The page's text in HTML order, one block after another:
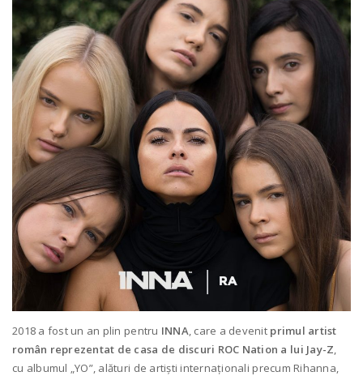
2018 a fost un an plin pentru INNA, care a devenit primul artist
român reprezentat de casa de discuri ROC Nation a lui Jay-Z,
cu albumul „YO”, alături de artiști internaționali precum Rihanna,